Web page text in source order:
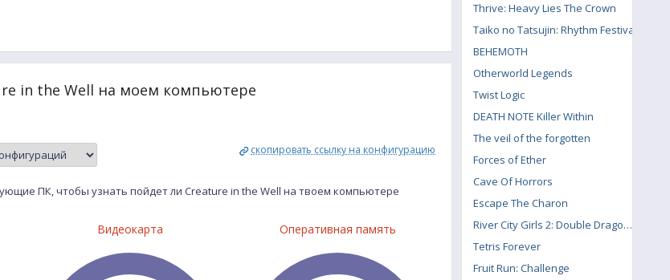
in the Well на моем компьютере
скопировать ссылку на конфигурацию
ПК, чтобы узнать пойдет ли Creature in the Well на твоем компьютере
Видеокарта Оперативная память
Thrive: Heavy Lies The Crown
Taiko no Tatsujin: Rhythm Festival
BEHEMOTH
Otherworld Legends
Twist Logic
DEATH NOTE Killer Within
The veil of the forgotten
Forces of Ether
Cave Of Horrors
Escape The Charon
River City Girls 2: Double Dragon DLC
Tetris Forever
Fruit Run: Challenge